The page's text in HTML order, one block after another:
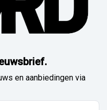
en aanbiedingen via